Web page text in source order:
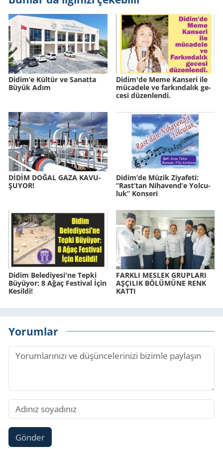
Didim’e Kül­tür ve Sa­nat­ta
Büyük Adım
Didim'de Meme Kan­se­ri ile
mü­ca­de­le ve far­kın­da­lık ge­
ce­si dü­zen­len­di.
DİDİM DOĞAL GAZA KA­VU­
ŞU­YOR!
Didim’de Müzik Zi­ya­fe­ti:
“Rast’tan Ni­ha­vend’e Yol­cu­
luk” Kon­se­ri
Didim Be­le­di­ye­si'ne Tepki
Bü­yü­yor: 8 Ağaç Fes­ti­val İçin
Ke­sil­di!
FARK­LI MES­LEK GRUP­LA­RI
AŞ­ÇI­LIK BÖ­LÜ­MÜ­NE RENK
KATTI
Yorumlar
Gönder